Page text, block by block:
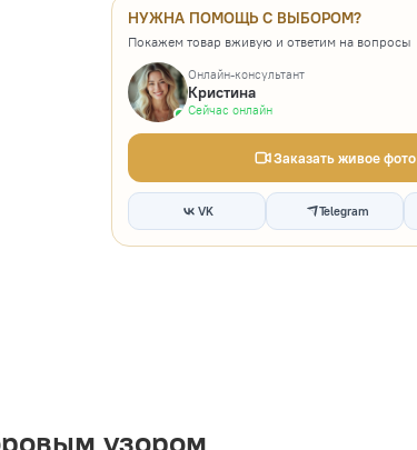
НУЖНА ПОМОЩЬ С ВЫБОРОМ?
Покажем товар вживую и ответим на вопросы
Онлайн-консультант
Кристина
Сейчас онлайн
Заказать живое фото
VK Telegram